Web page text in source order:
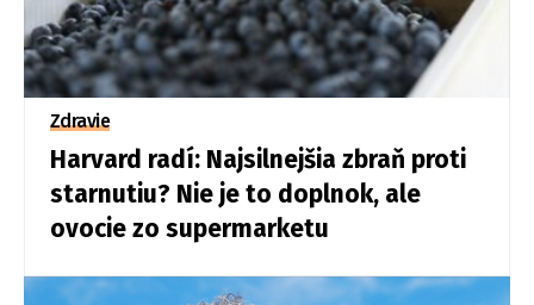
Zdravie
Harvard radí: Najsilnejšia zbraň proti
starnutiu? Nie je to doplnok, ale
ovocie zo supermarketu